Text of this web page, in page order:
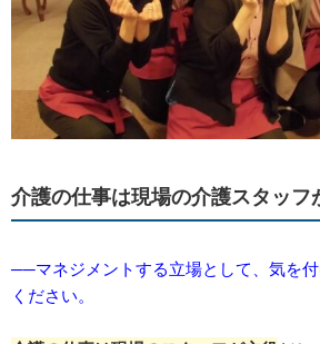
介護の仕事は現場の介護スタッフ
──マネジメントする立場として、気を
ください。